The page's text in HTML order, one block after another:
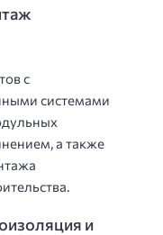
с
системами
а также
и